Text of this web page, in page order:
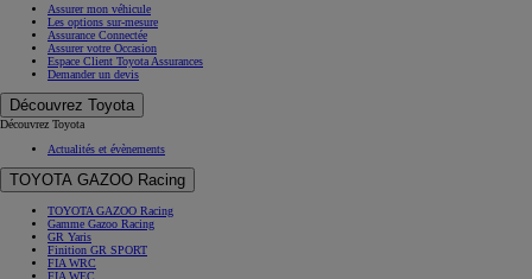
Assurer mon véhicule
Les options sur-mesure
Assurance Connectée
Assurer votre Occasion
Espace Client Toyota Assurances
Demander un devis
Découvrez Toyota
Découvrez Toyota
Actualités et évènements
TOYOTA GAZOO Racing
TOYOTA GAZOO Racing
Gamme Gazoo Racing
GR Yaris
Finition GR SPORT
FIA WRC
FIA WEC